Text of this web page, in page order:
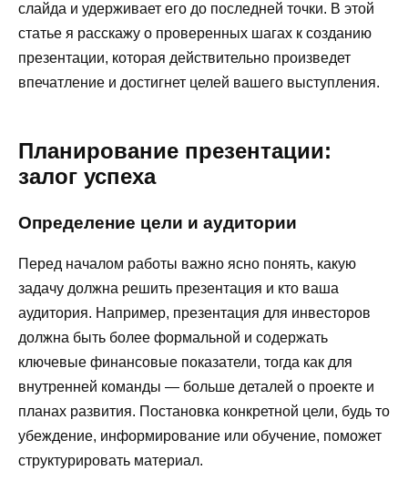
слайда и удерживает его до последней точки. В этой
статье я расскажу о проверенных шагах к созданию
презентации, которая действительно произведет
впечатление и достигнет целей вашего выступления.
Планирование презентации:
залог успеха
Определение цели и аудитории
Перед началом работы важно ясно понять, какую
задачу должна решить презентация и кто ваша
аудитория. Например, презентация для инвесторов
должна быть более формальной и содержать
ключевые финансовые показатели, тогда как для
внутренней команды — больше деталей о проекте и
планах развития. Постановка конкретной цели, будь то
убеждение, информирование или обучение, поможет
структурировать материал.